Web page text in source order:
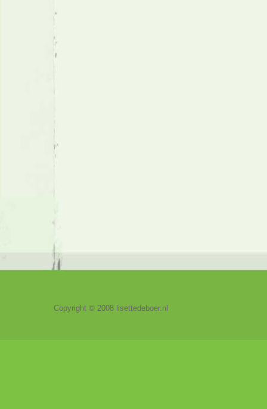
Copyright © 2008 lisettedeboer.nl